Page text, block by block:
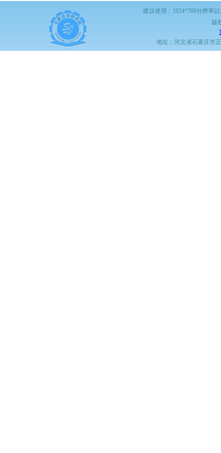
建议使用：1024*768分辨率
版
地址：河北省石家庄市